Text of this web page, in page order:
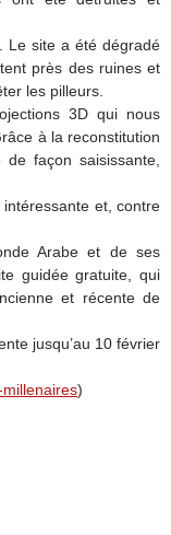
Le site a été dégradé
près des ruines et
les pilleurs.
3D qui nous
à la reconstitution
façon saisissante,
et, contre
Arabe et de ses
guidée gratuite, qui
et récente de
jusqu’au 10 février
)